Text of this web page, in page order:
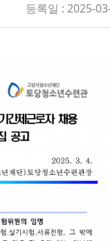
등록일 : 2025-